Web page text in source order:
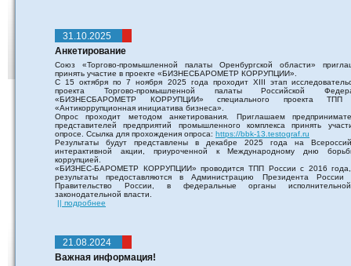
31.10.2025
Анкетирование
Союз «Торгово-промышленной палаты Оренбургской области»
принять участие в проекте «БИЗНЕСБАРОМЕТР КОРРУПЦИИ».
С 15 октября по 7 ноября 2025 года проходит XIII этап
проекта Торгово-промышленной палаты Российской
«БИЗНЕСБАРОМЕТР КОРРУПЦИИ» специального проекта
«Антикоррупционная инициатива бизнеса».
Опрос проходит методом анкетирования. Приглашаем
представителей предприятий промышленного комплекса принять
опросе. Ссылка для прохождения опроса: https://bbk-13.testograf.ru
Результаты будут представлены в декабре 2025 года на
интерактивной акции, приуроченной к Международному дню
коррупцией.
«БИЗНЕС-БАРОМЕТР КОРРУПЦИИ» проводится ТПП России с 2016
результаты предоставляются в Администрацию Президента
Правительство России, в федеральные органы
законодательной власти.
|| подробнее
21.08.2024
Важная информация!